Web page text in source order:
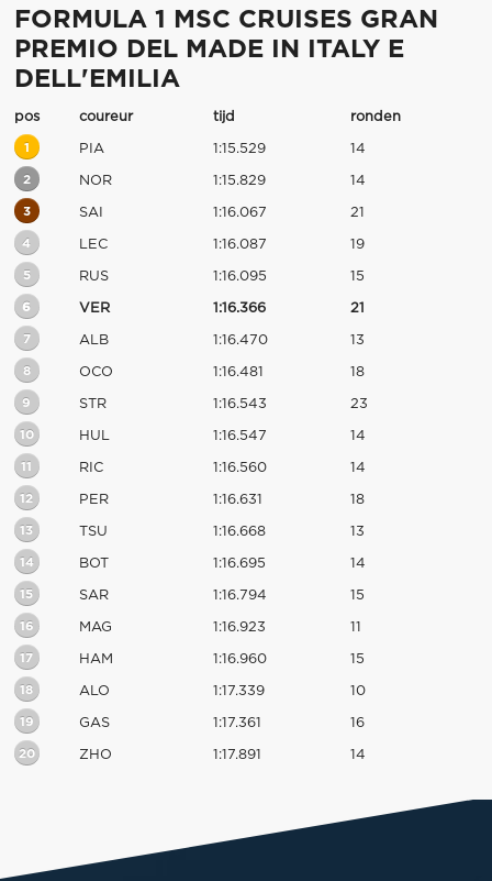
FORMULA 1 MSC CRUISES GRAN
PREMIO DEL MADE IN ITALY E
DELL'EMILIA
pos coureur tijd ronden
1 PIA 1:15.529 14
2 NOR 1:15.829 14
3 SAI 1:16.067 21
4 LEC 1:16.087 19
5 RUS 1:16.095 15
6 VER 1:16.366 21
7 ALB 1:16.470 13
8 OCO 1:16.481 18
9 STR 1:16.543 23
10 HUL 1:16.547 14
11 RIC 1:16.560 14
12 PER 1:16.631 18
13 TSU 1:16.668 13
14 BOT 1:16.695 14
15 SAR 1:16.794 15
16 MAG 1:16.923 11
17 HAM 1:16.960 15
18 ALO 1:17.339 10
19 GAS 1:17.361 16
20 ZHO 1:17.891 14